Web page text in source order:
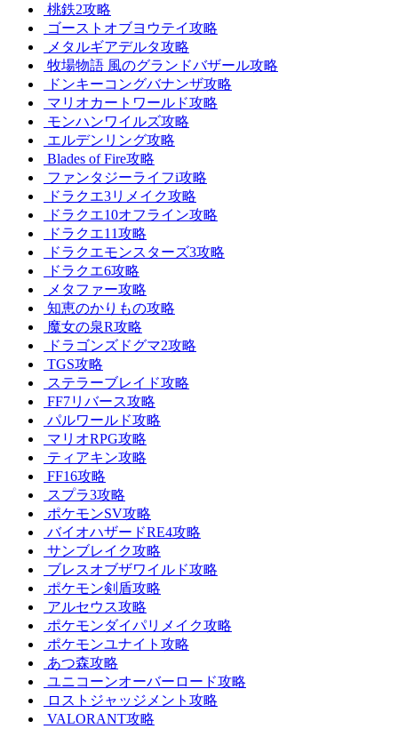
桃鉄2攻略
ゴーストオブヨウテイ攻略
メタルギアデルタ攻略
牧場物語 風のグランドバザール攻略
ドンキーコングバナンザ攻略
マリオカートワールド攻略
モンハンワイルズ攻略
エルデンリング攻略
Blades of Fire攻略
ファンタジーライフi攻略
ドラクエ3リメイク攻略
ドラクエ10オフライン攻略
ドラクエ11攻略
ドラクエモンスターズ3攻略
ドラクエ6攻略
メタファー攻略
知恵のかりもの攻略
魔女の泉R攻略
ドラゴンズドグマ2攻略
TGS攻略
ステラーブレイド攻略
FF7リバース攻略
パルワールド攻略
マリオRPG攻略
ティアキン攻略
FF16攻略
スプラ3攻略
ポケモンSV攻略
バイオハザードRE4攻略
サンブレイク攻略
ブレスオブザワイルド攻略
ポケモン剣盾攻略
アルセウス攻略
ポケモンダイパリメイク攻略
ポケモンユナイト攻略
あつ森攻略
ユニコーンオーバーロード攻略
ロストジャッジメント攻略
VALORANT攻略